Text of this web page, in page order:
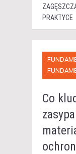
PRAKTYCE
Co